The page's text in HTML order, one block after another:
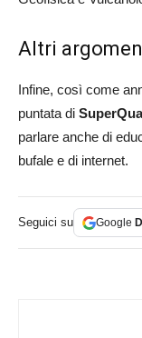
Altri
Infine, così come
puntata di
parlare anche di
bufale e di internet.
Seguici su Google